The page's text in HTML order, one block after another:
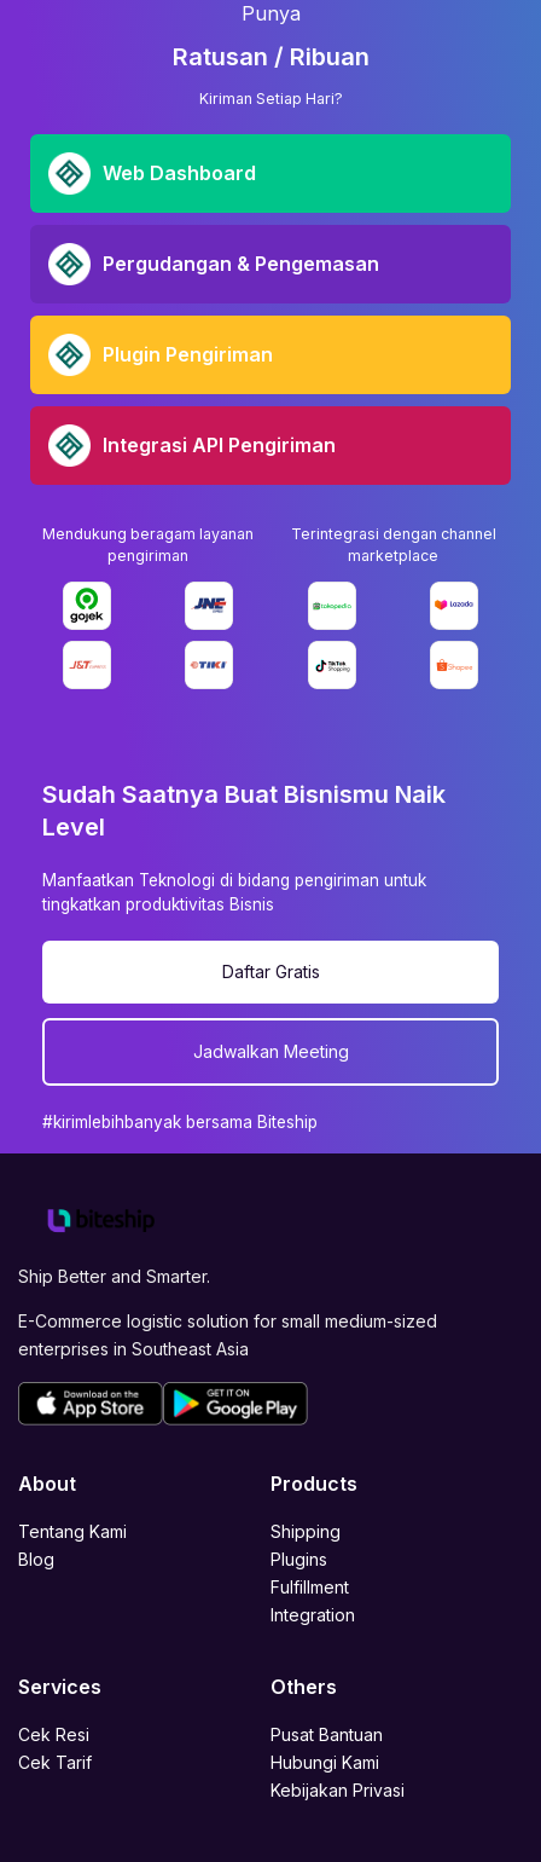
Punya
Ratusan / Ribuan
Kiriman Setiap Hari?
Web Dashboard
Pergudangan & Pengemasan
Plugin Pengiriman
Integrasi API Pengiriman
Mendukung beragam layanan
pengiriman
Terintegrasi dengan channel
marketplace
Sudah Saatnya Buat Bisnismu Naik
Level
Manfaatkan Teknologi di bidang pengiriman untuk
tingkatkan produktivitas Bisnis
Daftar Gratis
Jadwalkan Meeting
#kirimlebihbanyak bersama Biteship
Ship Better and Smarter.
E-Commerce logistic solution for small medium-sized
enterprises in Southeast Asia
About
Tentang Kami
Blog
Products
Shipping
Plugins
Fulfillment
Integration
Services
Cek Resi
Cek Tarif
Others
Pusat Bantuan
Hubungi Kami
Kebijakan Privasi